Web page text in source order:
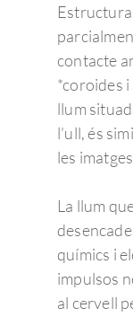
Estructura
contacte
*coroides i
llum
l’ull, és
les
La llum
químics i
impulsos
al cervell